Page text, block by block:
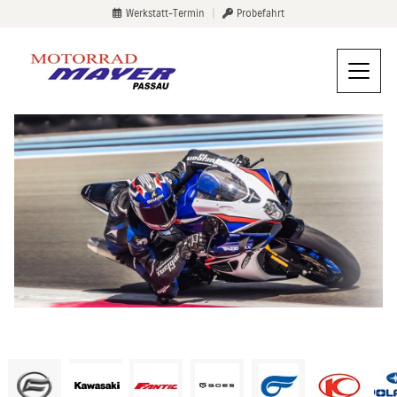
Werkstatt-Termin Probefahrt